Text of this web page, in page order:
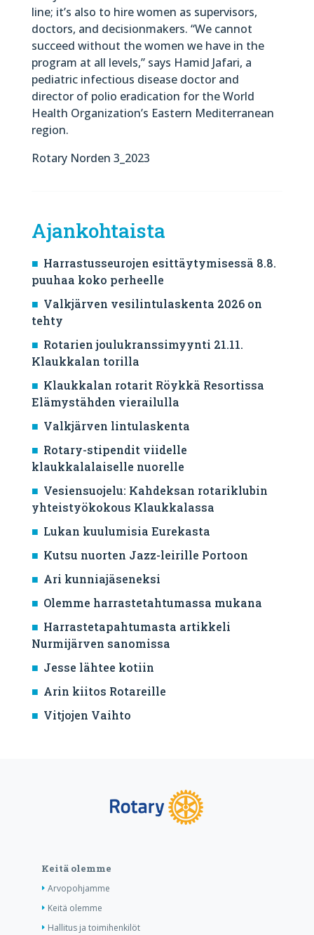
line; it’s also to hire women as supervisors,
doctors, and decisionmakers. “We cannot
succeed without the women we have in the
program at all levels,” says Hamid Jafari, a
pediatric infectious disease doctor and
director of polio eradication for the World
Health Organization’s Eastern Mediterranean
region.
Rotary Norden 3_2023
Ajankohtaista
Harrastusseurojen esittäytymisessä 8.8.
puuhaa koko perheelle
Valkjärven vesilintulaskenta 2026 on
tehty
Rotarien joulukranssimyynti 21.11.
Klaukkalan torilla
Klaukkalan rotarit Röykkä Resortissa
Elämystähden vierailulla
Valkjärven lintulaskenta
Rotary-stipendit viidelle
klaukkalalaiselle nuorelle
Vesiensuojelu: Kahdeksan rotariklubin
yhteistyökokous Klaukkalassa
Lukan kuulumisia Eurekasta
Kutsu nuorten Jazz-leirille Portoon
Ari kunniajäseneksi
Olemme harrastetahtumassa mukana
Harrastetapahtumasta artikkeli
Nurmijärven sanomissa
Jesse lähtee kotiin
Arin kiitos Rotareille
Vitjojen Vaihto
Keitä olemme
Arvopohjamme
Keitä olemme
Hallitus ja toimihenkilöt